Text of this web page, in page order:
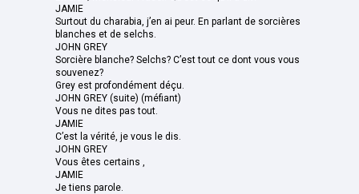
JAMIE
Surtout du charabia, j’en ai peur. En parlant de sorcières
blanches et de selchs.
JOHN GREY
Sorcière blanche? Selchs? C’est tout ce dont vous vous
souvenez?
Grey est profondément déçu.
JOHN GREY (suite) (méfiant)
Vous ne dites pas tout.
JAMIE
C’est la vérité, je vous le dis.
JOHN GREY
Vous êtes certains ,
JAMIE
Je tiens parole.